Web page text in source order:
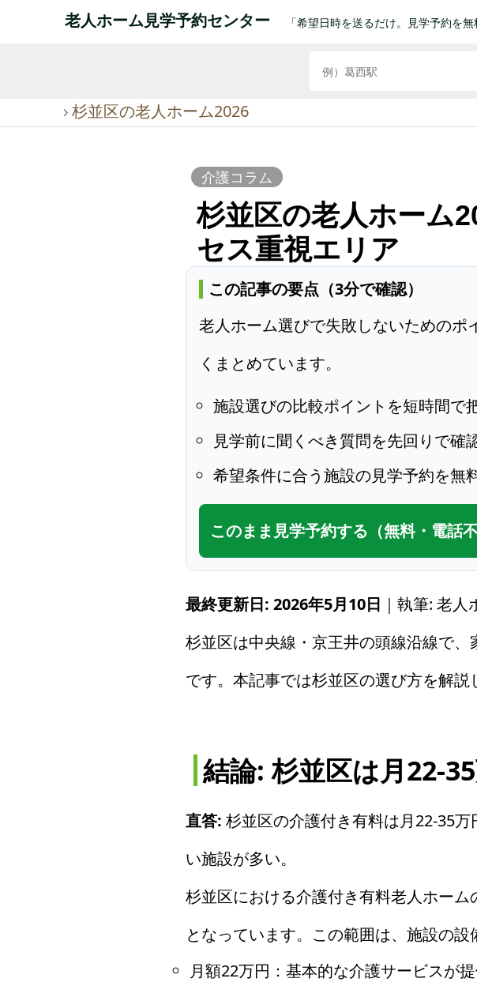
老人ホーム見学予約センター 「希望日時を送るだけ。見学予約を無
杉並区の老人ホーム2026
介護コラム
杉並区の老人ホーム
セス重視エリア
この記事の要点（3分で確認）
老人ホーム選びで失敗しないための
くまとめています。
施設選びの比較ポイントを短時間で
見学前に聞くべき質問を先回りで確
希望条件に合う施設の見学予約を無
このまま見学予約する（無料・電話不
最終更新日: 2026年5月10日 ｜執筆: 老
杉並区は中央線・京王井の頭線沿線で
です。本記事では杉並区の選び方を解説
結論: 杉並区は月22-
直答: 杉並区の介護付き有料は月22-35
い施設が多い。
杉並区における介護付き有料老人ホー
となっています。この範囲は、施設の設
月額22万円：基本的な介護サービスが